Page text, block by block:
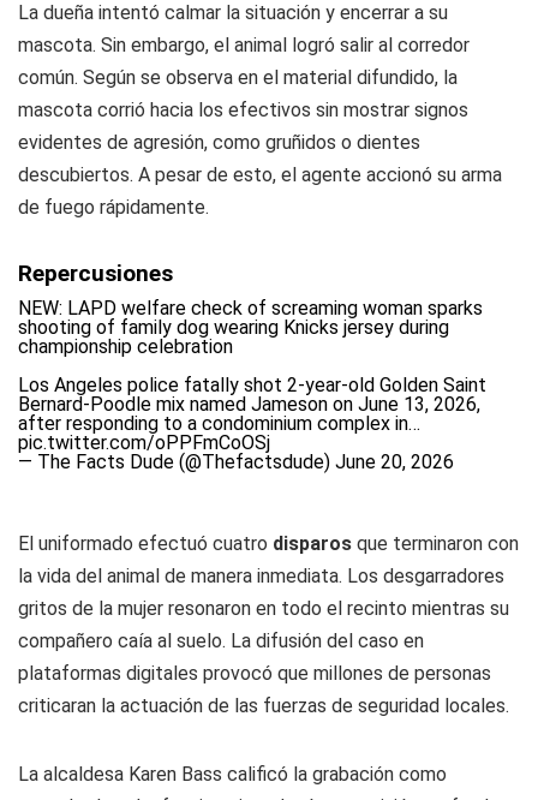
La dueña intentó calmar la situación y encerrar a su
mascota. Sin embargo, el animal logró salir al corredor
común. Según se observa en el material difundido, la
mascota corrió hacia los efectivos sin mostrar signos
evidentes de agresión, como gruñidos o dientes
descubiertos. A pesar de esto, el agente accionó su arma
de fuego rápidamente.
Repercusiones
NEW: LAPD welfare check of screaming woman sparks
shooting of family dog wearing Knicks jersey during
championship celebration
Los Angeles police fatally shot 2-year-old Golden Saint
Bernard-Poodle mix named Jameson on June 13, 2026,
after responding to a condominium complex in…
pic.twitter.com/oPPFmCoOSj
— The Facts Dude (@Thefactsdude) June 20, 2026
El uniformado efectuó cuatro disparos que terminaron con
la vida del animal de manera inmediata. Los desgarradores
gritos de la mujer resonaron en todo el recinto mientras su
compañero caía al suelo. La difusión del caso en
plataformas digitales provocó que millones de personas
criticaran la actuación de las fuerzas de seguridad locales.
La alcaldesa Karen Bass calificó la grabación como